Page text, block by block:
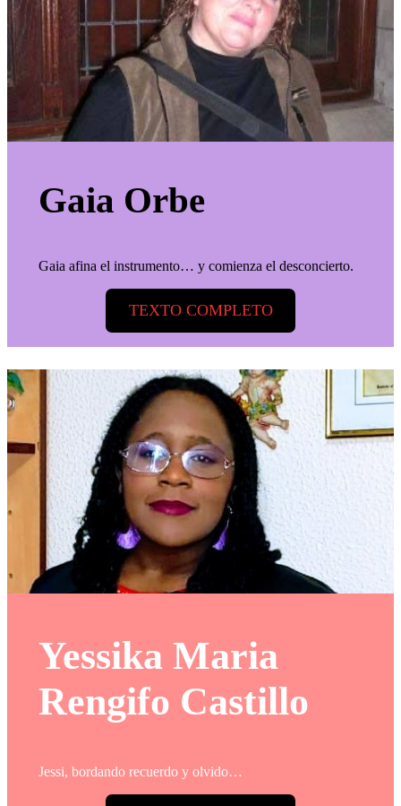
Gaia Orbe
Gaia afina el instrumento… y comienza el desconcierto.
TEXTO COMPLETO
Yessika Maria
Rengifo Castillo
Jessi, bordando recuerdo y olvido…